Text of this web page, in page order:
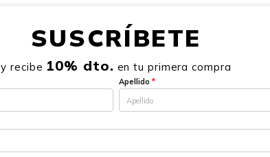
SUSCRÍBETE
y recibe 10% dto. en tu primera compra
Apellido *